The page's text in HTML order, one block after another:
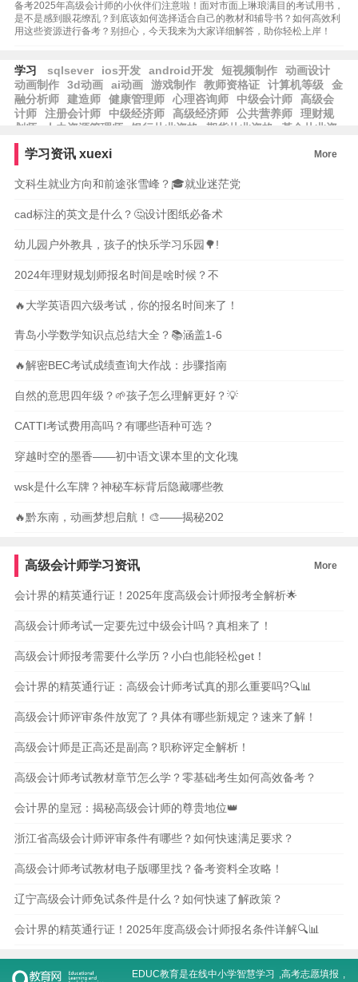
备考2025年高级会计师的小伙伴们注意啦！面对市面上琳琅满目的考试用书，
是不是感到眼花缭乱？到底该如何选择适合自己的教材和辅导书？如何高效利
用这些资源进行备考？别担心，今天我来为大家详细解答，助你轻松上岸！
学习 sqlsever ios开发 android开发 短视频制作
动画设计
动画制作
3d动画 ai动画 游戏制作 教师资格证 计算机等级
金
融分析师
建造师 健康管理师 心理咨询师 中级会计师
高级会
计师
注册会计师 中级经济师 高级经济师 公共营养师
理财规
划师
人力资源管理师 银行从业资格 期货从业资格
基金从业资
格
学习资讯 xuexi More
文科生就业方向和前途张雪峰？🎓就业迷茫党
cad标注的英文是什么？🤔设计图纸必备术
幼儿园户外教具，孩子的快乐学习乐园🌳!
2024年理财规划师报名时间是啥时候？不
🔥大学英语四六级考试，你的报名时间来了！
青岛小学数学知识点总结大全？📚涵盖1-6
🔥解密BEC考试成绩查询大作战：步骤指南
自然的意思四年级？🌱孩子怎么理解更好？💡
CATTI考试费用高吗？有哪些语种可选？
穿越时空的墨香——初中语文课本里的文化瑰
wsk是什么车牌？神秘车标背后隐藏哪些教
🔥黔东南，动画梦想启航！🎨——揭秘202
高级会计师学习资讯 More
会计界的精英通行证！2025年度高级会计师报考全解析🌟
高级会计师考试一定要先过中级会计吗？真相来了！
高级会计师报考需要什么学历？小白也能轻松get！
会计界的精英通行证：高级会计师考试真的那么重要吗?🔍📊
高级会计师评审条件放宽了？具体有哪些新规定？速来了解！
高级会计师是正高还是副高？职称评定全解析！
高级会计师考试教材章节怎么学？零基础考生如何高效备考？
会计界的皇冠：揭秘高级会计师的尊贵地位👑
浙江省高级会计师评审条件有哪些？如何快速满足要求？
高级会计师考试教材电子版哪里找？备考资料全攻略！
辽宁高级会计师免试条件是什么？如何快速了解政策？
会计界的精英通行证！2025年度高级会计师报名条件详解🔍📊
EDUC教育是在线中小学智慧学习 ,高考志愿填报 ,